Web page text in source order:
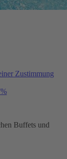
Zustimmung
Buffets und